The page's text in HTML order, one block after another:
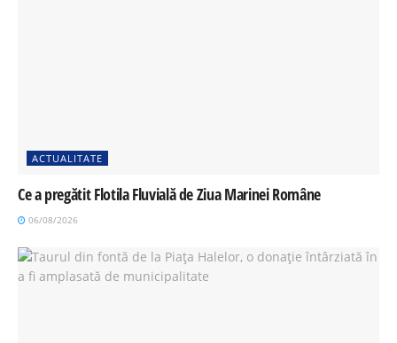
ACTUALITATE
Ce a pregătit Flotila Fluvială de Ziua Marinei Române
06/08/2026